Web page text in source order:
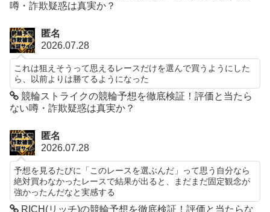
噂・詐欺疑惑は真実か？
匿名
2026.07.28
これは狙えそうって思えるレースだけを選んで買うようにした
ら、以前よりは勝てるようになった
競輪ストライクの競輪予想を徹底検証！評価と当たら
ない噂・詐欺疑惑は真実か？
匿名
2026.07.28
予想を見るたびに「このレースを選ぶんだ」って思う自分なら
絶対買わなかったレースで結果が出ると、まだまだ固定観念が
強かったんだなと実感する
RICH(リッチ)の競輪予想を徹底検証！評価と当たらな